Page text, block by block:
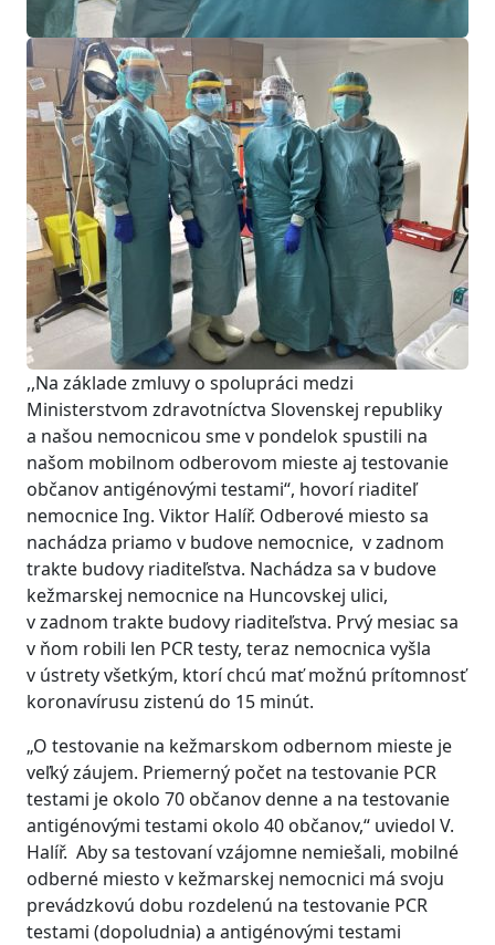
,,Na základe zmluvy o spolupráci medzi
Ministerstvom zdravotníctva Slovenskej republiky
a našou nemocnicou sme v pondelok spustili na
našom mobilnom odberovom mieste aj testovanie
občanov antigénovými testami“, hovorí riaditeľ
nemocnice Ing. Viktor Halíř. Odberové miesto sa
nachádza priamo v budove nemocnice, v zadnom
trakte budovy riaditeľstva. Nachádza sa v budove
kežmarskej nemocnice na Huncovskej ulici,
v zadnom trakte budovy riaditeľstva. Prvý mesiac sa
v ňom robili len PCR testy, teraz nemocnica vyšla
v ústrety všetkým, ktorí chcú mať možnú prítomnosť
koronavírusu zistenú do 15 minút.
„O testovanie na kežmarskom odbernom mieste je
veľký záujem. Priemerný počet na testovanie PCR
testami je okolo 70 občanov denne a na testovanie
antigénovými testami okolo 40 občanov,“ uviedol V.
Halíř. Aby sa testovaní vzájomne nemiešali, mobilné
odberné miesto v kežmarskej nemocnici má svoju
prevádzkovú dobu rozdelenú na testovanie PCR
testami (dopoludnia) a antigénovými testami